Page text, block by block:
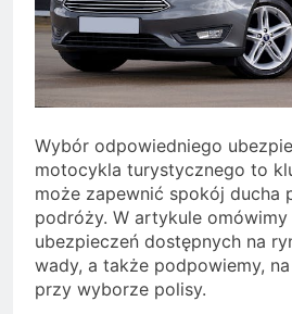
Wybór odpowiedniego
motocykla turystycznego to
może zapewnić spokój ducha
podróży. W artykule
ubezpieczeń dostępnych na
wady, a także podpowiemy,
przy wyborze polisy.